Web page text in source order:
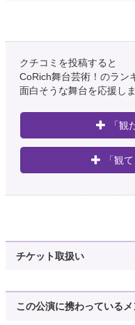
クチコミを投稿すると
CoRich舞台芸術！のラン
面白そうな舞台を応援し
「観
「観
チケット取扱い
この公演に携わっている